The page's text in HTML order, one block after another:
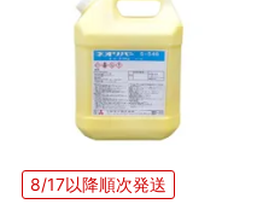
8/17以降順次発送